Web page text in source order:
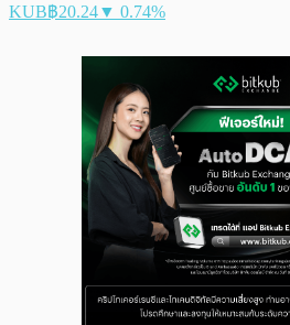
KUB฿20.24▼ 0.74%